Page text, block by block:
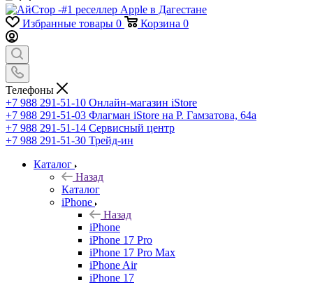
Избранные товары 0 Корзина 0
Телефоны
+7 988 291-51-10 Онлайн-магазин iStore
+7 988 291-51-03 Флагман iStore на Р. Гамзатова, 64а
+7 988 291-51-14 Сервисный центр
+7 988 291-51-30 Трейд-ин
Каталог
Назад
Каталог
iPhone
Назад
iPhone
iPhone 17 Pro
iPhone 17 Pro Max
iPhone Air
iPhone 17